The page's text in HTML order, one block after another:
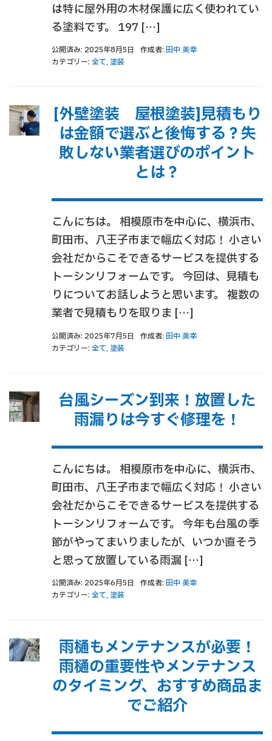
は特に屋外用の木材保護に広く使われてい
る塗料です。 197 […]
公開済み: 2025年8月5日 作成者: 田中 美幸
カテゴリー: 全て, 塗装
[外壁塗装 屋根塗装]見積もり
は金額で選ぶと後悔する？失
敗しない業者選びのポイント
とは？
こんにちは。 相模原市を中心に、横浜市、
町田市、八王子市まで幅広く対応！ 小さい
会社だからこそできるサービスを提供する
トーシンリフォームです。 今回は、見積も
りについてお話しようと思います。 複数の
業者で見積もりを取りま […]
公開済み: 2025年7月5日 作成者: 田中 美幸
カテゴリー: 全て, 塗装
台風シーズン到来！放置した
雨漏りは今すぐ修理を！
こんにちは。 相模原市を中心に、横浜市、
町田市、八王子市まで幅広く対応！ 小さい
会社だからこそできるサービスを提供する
トーシンリフォームです。 今年も台風の季
節がやってまいりましたが、いつか直そう
と思って放置している雨漏 […]
公開済み: 2025年6月5日 作成者: 田中 美幸
カテゴリー: 全て, 塗装
雨樋もメンテナンスが必要！
雨樋の重要性やメンテナンス
のタイミング、おすすめ商品ま
でご紹介